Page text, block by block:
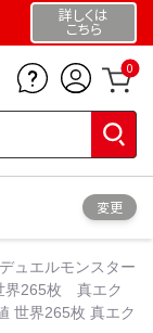
詳しくは
こちら
0
変更
ュエルモンスター
265枚 真エク
世界265枚 真エク